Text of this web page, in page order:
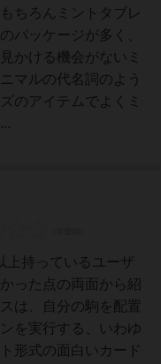
ちろんミントタブレ
パッケージが多く、
かける機会がないミ
マルの代名詞のよう
のアイテムでよくミ
上持っているユーザ
った点の両面から紹
は、自分の駒を配置
を実行する、いわゆ
形式の面白いカード